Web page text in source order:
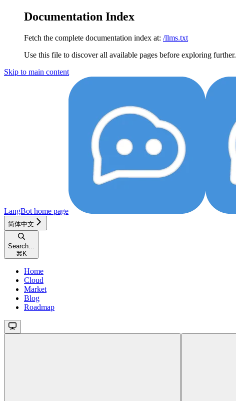
Documentation Index
Fetch the complete documentation index at: /llms.txt
Use this file to discover all available pages before exploring further.
Skip to main content
LangBot home page
简体中文
Search...
⌘ K
Home
Cloud
Market
Blog
Roadmap